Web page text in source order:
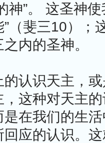
神”。 这圣神
（斐三10）；
内的圣神。
认识天主，
，这种对天主
在我们的生
回应的认识。